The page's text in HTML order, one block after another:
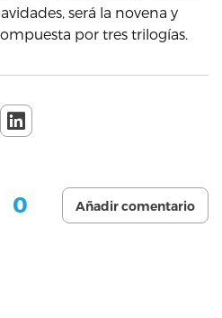
será la novena y
por tres trilogías.
0 Añadir comentario